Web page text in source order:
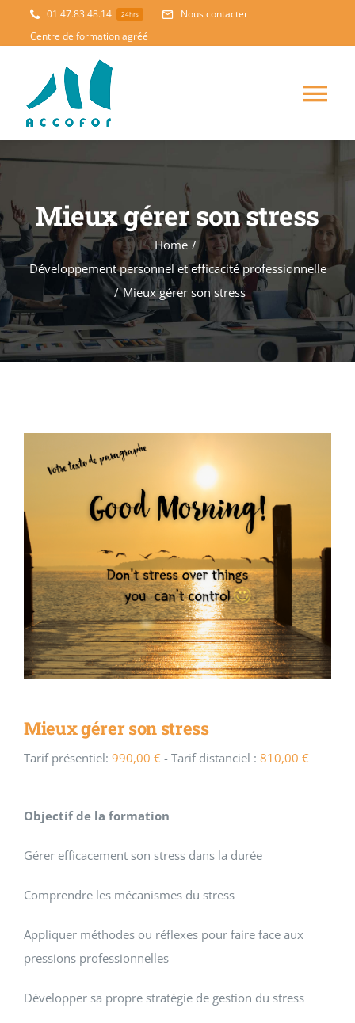
01.47.83.48.14 24hrs
Nous contacter
Centre de formation agréé
ACCUEIL
FORMATION NOUVEAUTES
ACCOMPAGNEMENT
PEDAGOGIE
ACCOFOR
Mieux gérer son stress
Home /
Développement personnel et efficacité professionnelle
/ Mieux gérer son stress
Mieux gérer son stress
Tarif présentiel: 990,00 € - Tarif distanciel : 810,00 €
Objectif de la formation
Gérer efficacement son stress dans la durée
Comprendre les mécanismes du stress
Appliquer méthodes ou réflexes pour faire face aux
pressions professionnelles
Développer sa propre stratégie de gestion du stress